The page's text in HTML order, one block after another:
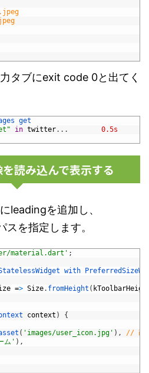
タブにexit code 0と出てく
get
in twitter. . .
0.5s
読み込んで表示する
leadingを追加し、
を指定します。
material.dart' ;
with
=> Size. fromHeight (
context )
{
( 'images/user_icon.jpg' ) ,
// 画
ム' ) ,